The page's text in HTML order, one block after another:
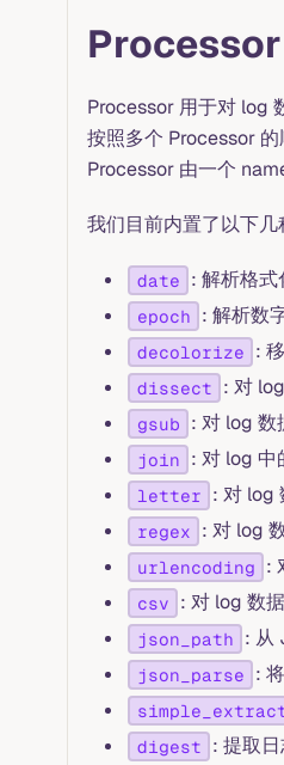
Processor
Processor 用于对 log
按照多个 Processor
Processor 由一个
我们目前内置了以下几
date : 解析格
epoch : 解析数
decolorize :
dissect : 对
gsub : 对 log 数
join : 对 log 中
letter : 对 log
regex : 对 log
urlencoding :
csv : 对 log 数
json_path : 从
json_parse :
digest : 提取日